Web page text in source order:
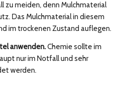
zu meiden, denn Mulchmaterial
Das Mulchmaterial in diesem
im trockenen Zustand auflegen.
anwenden.Chemie sollte im
nur im Notfall und sehr
werden.